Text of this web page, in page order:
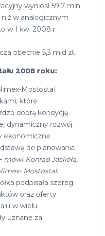
wyniósł 59,7 mln
niż w analogicznym
w I kw. 2008 r.
obecnie 5,3 mld zł.
2008 roku:
Mostostal
które
dobrą kondycję
dynamiczny rozwój.
ekonomiczne
do planowania
mówi Konrad Jaskóła,
Mostostal.
podpisała szereg
oraz oferty
w wielu
uznane za